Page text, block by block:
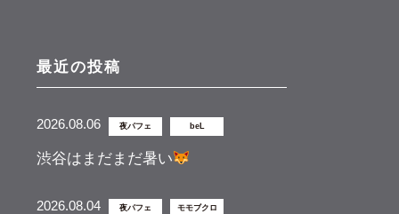
最近の投稿
2026.08.06 夜パフェ beL
渋谷はまだまだ暑い
2026.08.04 夜パフェ モモブクロ